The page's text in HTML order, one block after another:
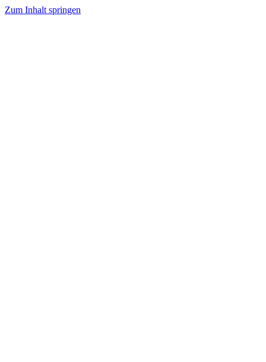
Zum Inhalt springen